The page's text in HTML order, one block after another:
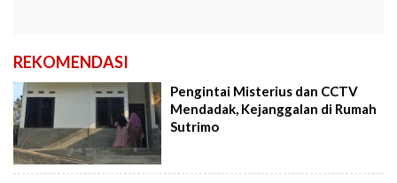
REKOMENDASI
Pengintai Misterius dan CCTV
Mendadak, Kejanggalan di Rumah
Sutrimo